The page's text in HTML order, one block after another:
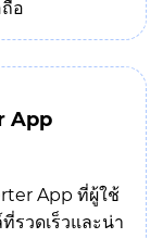
อ
App
App ที่ผู้ใช้
รวดเร็วและน่า